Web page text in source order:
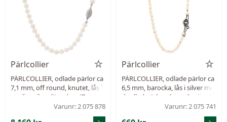
Pärlcollier
PÄRLCOLLIER, odlade pärlor ca
7,1 mm, off round, knutet, lås i
sterlingsilver, längd ca 47 cm.
Varunr: 2 075 878
Pärlcollier
PÄRLCOLLIER, odlade pärlor ca
6,5 mm, barocka, lås i silver me
d odlad pärla och markasiter, lä
ngd 44,5 cm, vikt 25,7 g, säkerh
Varunr: 2 075 741